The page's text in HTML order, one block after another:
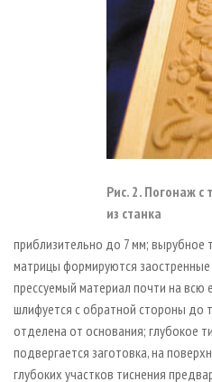
Рис. 2. Погонаж
из станка
приблизительно до 7 мм; вырубное
матрицы формируются
прессуемый материал почти на всю
шлифуется с обратной стороны до
отделена от основания; глубокое
подвергается заготовка, на
глубоких участков тиснения